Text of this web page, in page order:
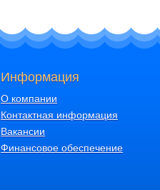
Информация
О компании
Контактная информация
Вакансии
Финансовое обеспечение